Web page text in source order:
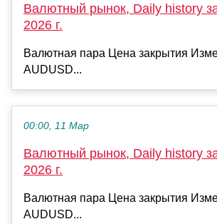
Валютный рынок, Daily history
2026 г.
Валютная пара Цена закрытия
AUDUSD...
00:00, 11 Мар
Валютный рынок, Daily history
2026 г.
Валютная пара Цена закрытия
AUDUSD...